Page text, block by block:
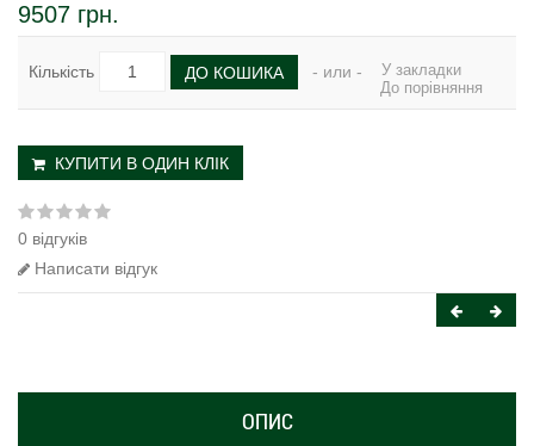
9507 грн.
Кількість ДО КОШИКА - или -
У закладки
До порівняння
КУПИТИ В ОДИН КЛІК
0 відгуків
Написати відгук
ОПИС